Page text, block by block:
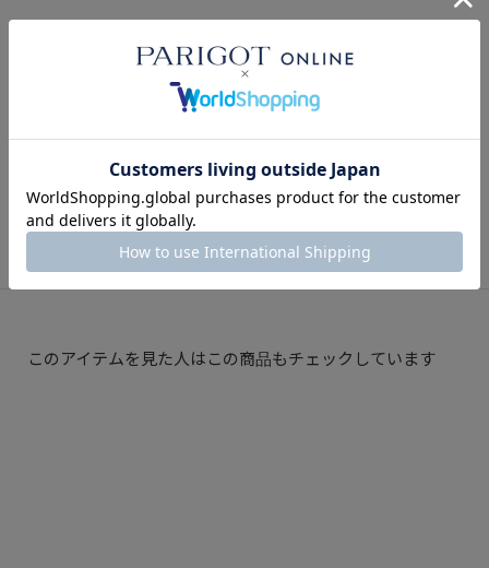
関連記事
～開催！LABORATORIO OLFATTIVO(ラボラト
リオオルファティーボ) モアバリエーション
2023.10.01 BLOG
このアイテムを見た人はこの商品もチェックしています